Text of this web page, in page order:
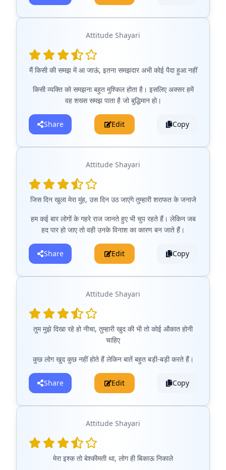
Attitude Shayari
मैं किसी की समझ में आ जाऊं, इतना समझदार अभी कोई पैदा हुआ नहीं
किसी व्यक्ति को समझना बहुत मुश्किल होता है। इसलिए अक्सर हमें
वह शख्स समझ पाता है जो बुद्धिमान हो।
Share Edit Copy
Attitude Shayari
जिस दिन खुला मेरा मुंह, उस दिन उठ जाएंगे तुम्हारी शराफत के जनाजे
हम कई बार लोगों के गहरे राज जानते हुए भी चुप रहते हैं। लेकिन जब
हद पार हो जाए तो वही उनके विनाश का कारण बन जाते हैं।
Share Edit Copy
Attitude Shayari
तुम मुझे दिखा रहे हो नीचा, तुम्हारी खुद की भी तो कोई औकात होनी
चाहिए
कुछ लोग खुद कुछ नहीं होते हैं लेकिन बातें बहुत बड़ी-बड़ी करते हैं।
Share Edit Copy
Attitude Shayari
मेरा इश्क तो बेश्कीमती था, लोग ही बिकाऊ निकाले